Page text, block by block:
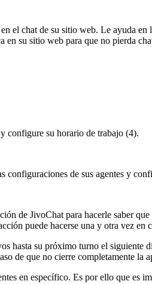
el chat de su sitio web. Le ayuda
su sitio web para que no pierda
configure su horario de trabajo (4).
configuraciones de sus agentes y
de JivoChat para hacerle saber
puede hacerse una y otra vez en
hasta su próximo turno el siguiente
de que no cierre completamente la
en específico. Es por ello que es